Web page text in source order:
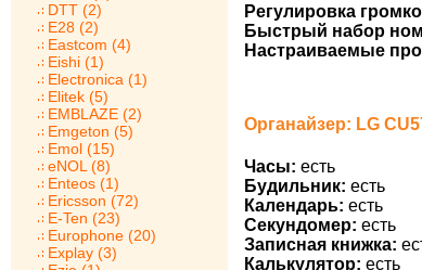
DTT (2)
E28 (2)
Eastcom (4)
Eishi (1)
Electronica (1)
Elitek (5)
EMBLAZE (2)
Emgeton (5)
Emol (15)
eNOL (8)
Enteos (1)
Ericsson (72)
E-Ten (23)
Europhone (20)
Explay (3)
Регулировка
Быстрый набор
Настраиваемые
Органайзер: LG
Часы: есть
Будильник: есть
Календарь: есть
Секундомер: есть
Записная книжка:
Калькулятор: есть